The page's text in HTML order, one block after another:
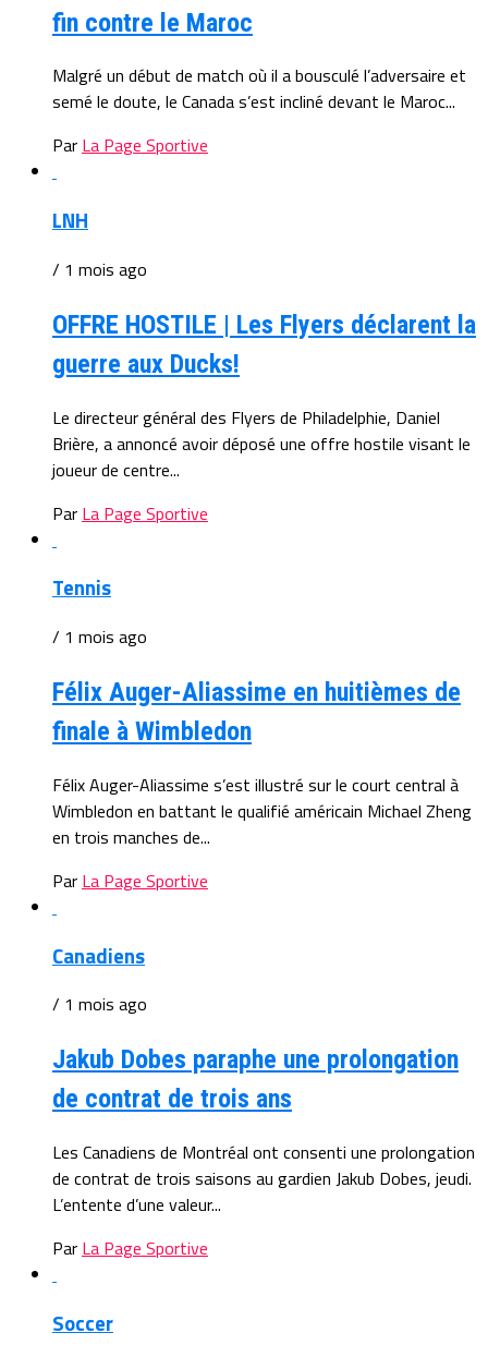
fin contre le Maroc
Malgré un début de match où il a bousculé l’adversaire et
semé le doute, le Canada s’est incliné devant le Maroc...
Par La Page Sportive
LNH
/ 1 mois ago
OFFRE HOSTILE | Les Flyers déclarent la
guerre aux Ducks!
Le directeur général des Flyers de Philadelphie, Daniel
Brière, a annoncé avoir déposé une offre hostile visant le
joueur de centre...
Par La Page Sportive
Tennis
/ 1 mois ago
Félix Auger-Aliassime en huitièmes de
finale à Wimbledon
Félix Auger-Aliassime s’est illustré sur le court central à
Wimbledon en battant le qualifié américain Michael Zheng
en trois manches de...
Par La Page Sportive
Canadiens
/ 1 mois ago
Jakub Dobes paraphe une prolongation
de contrat de trois ans
Les Canadiens de Montréal ont consenti une prolongation
de contrat de trois saisons au gardien Jakub Dobes, jeudi.
L’entente d’une valeur...
Par La Page Sportive
Soccer